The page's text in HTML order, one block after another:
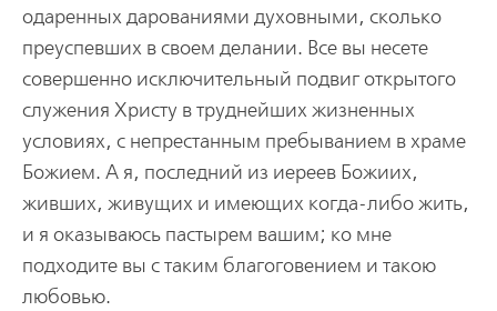
одаренных дарованиями духовными, сколько
преуспевших в своем делании. Все вы несете
совершенно исключительный подвиг открытого
служения Христу в труднейших жизненных
условиях, с непрестанным пребыванием в храме
Божием. А я, последний из иереев Божиих,
живших, живущих и имеющих когда-либо жить,
и я оказываюсь пастырем вашим; ко мне
подходите вы с таким благоговением и такою
любовью.